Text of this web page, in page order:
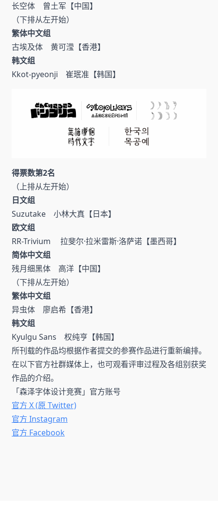
长空体 曾土军【中国】
（下排从左开始）
繁体中文组
古埃及体 黄可滢【香港】
韩文组
Kkot-pyeonji 崔珉准【韩国】
得票数第2名
（上排从左开始）
日文组
Suzutake 小林大真【日本】
欧文组
RR-Trivium 拉斐尔·拉米雷斯·洛萨诺【墨西哥】
简体中文组
残月细黑体 高洋【中国】
（下排从左开始）
繁体中文组
异虫体 廖启希【香港】
韩文组
Kyulgu Sans 权纯亨【韩国】
所刊载的作品均根据作者提交的参赛作品进行重新编排。
在以下官方社群媒体上，也可观看评审过程及各组别获奖
作品的介绍。
「森泽字体设计竞赛」官方账号
官方 X (原 Twitter)
官方 Instagram
官方 Facebook